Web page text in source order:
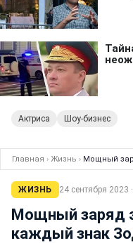
Актриса Шоу-бизнес
Главная › Жизнь › Мощный
ЖИЗНЬ 24 сентября 2023
Мощный заряд
каждый знак